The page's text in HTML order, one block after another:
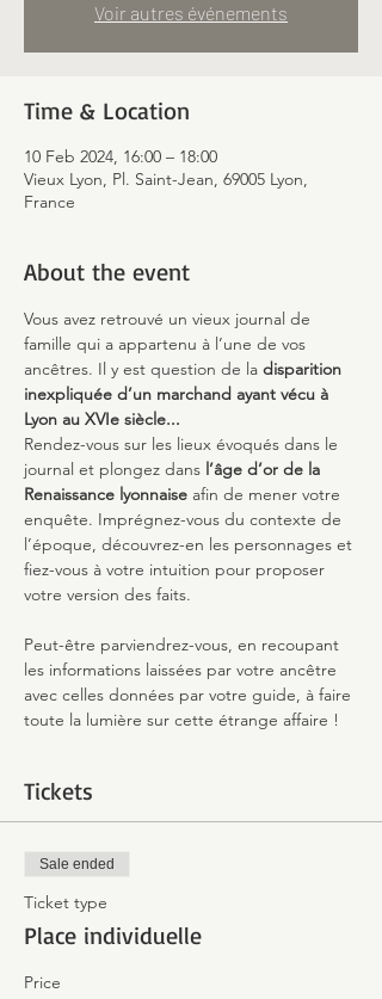
Voir autres événements
Time & Location
10 Feb 2024, 16:00 – 18:00
Vieux Lyon, Pl. Saint-Jean, 69005 Lyon,
France
About the event
Vous avez retrouvé un vieux journal de
famille qui a appartenu à l’une de vos
ancêtres. Il y est question de la disparition
inexpliquée d’un marchand ayant vécu à
Lyon au XVIe siècle...
Rendez-vous sur les lieux évoqués dans le
journal et plongez dans l’âge d’or de la
Renaissance lyonnaise afin de mener votre
enquête. Imprégnez-vous du contexte de
l’époque, découvrez-en les personnages et
fiez-vous à votre intuition pour proposer
votre version des faits.
Peut-être parviendrez-vous, en recoupant
les informations laissées par votre ancêtre
avec celles données par votre guide, à faire
toute la lumière sur cette étrange affaire !
Tickets
Sale ended
Ticket type
Place individuelle
Price